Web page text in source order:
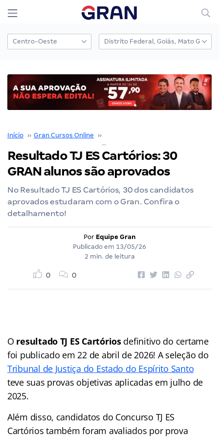
Início ›› Gran Cursos Online ››
Resultado TJ ES Cartórios: 30
GRAN alunos são aprovados
No Resultado TJ ES Cartórios, 30 dos candidatos
aprovados estudaram com o Gran. Confira o
detalhamento!
Por Equipe Gran
Publicado em 13/05/26
2 min. de leitura
0 0
O resultado TJ ES Cartórios definitivo do certame
foi publicado em 22 de abril de 2026! A seleção do
Tribunal de Justiça do Estado do Espírito Santo
teve suas provas objetivas aplicadas em julho de
2025.
Além disso, candidatos do Concurso TJ ES
Cartórios também foram avaliados por prova